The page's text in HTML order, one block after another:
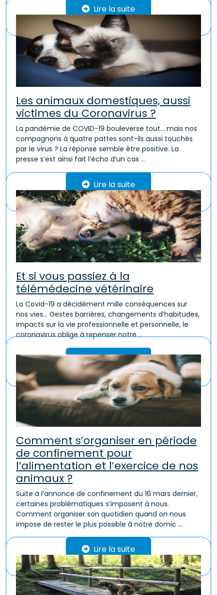
Lire la suite
Les animaux domestiques, aussi
victimes du Coronavirus ?
La pandémie de COVID-19 bouleverse tout… mais nos
compagnons à quatre pattes sont-ils aussi touchés
par le virus ? La réponse semble être positive. La
presse s’est ainsi fait l’écho d’un cas ...
Lire la suite
Et si vous passiez à la
télémédecine vétérinaire
La Covid-19 a décidément mille conséquences sur
nos vies… Gestes barrières, changements d’habitudes,
impacts sur la vie professionnelle et personnelle, le
coronavirus oblige à repenser notre ...
Lire la suite
Comment s’organiser en période
de confinement pour
l’alimentation et l’exercice de nos
animaux ?
Suite à l’annonce de confinement du 16 mars dernier,
certaines problématiques s’imposent à nous.
Comment organiser son quotidien quand on nous
impose de rester le plus possible à notre domic ...
Lire la suite